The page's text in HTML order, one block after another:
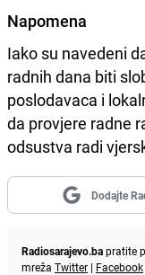
Napomena
Iako su navedeni
radnih dana biti
poslodavaca i
da provjere radne
odsustva radi
Dodajte
Radiosarajevo.bapratite
mreža Twitter | Facebook